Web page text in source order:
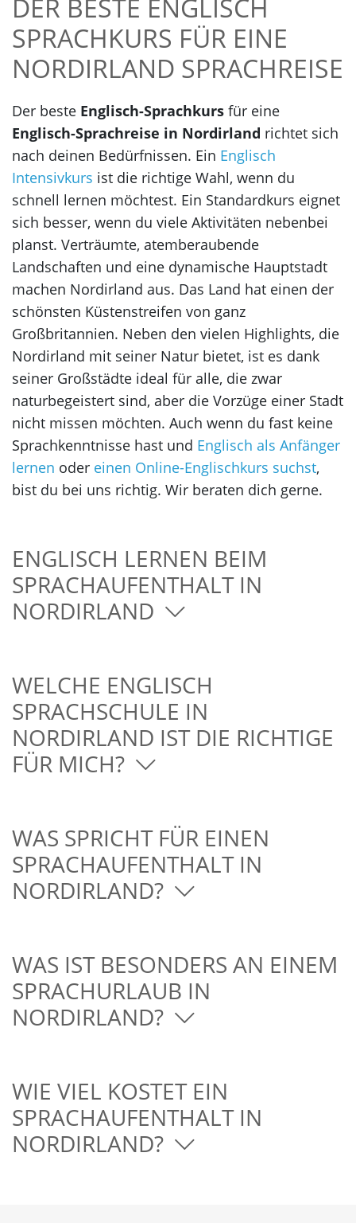
DER BESTE ENGLISCH
SPRACHKURS FÜR EINE
NORDIRLAND SPRACHREISE
Der beste Englisch-Sprachkurs für eine
Englisch-Sprachreise in Nordirland richtet sich
nach deinen Bedürfnissen. Ein Englisch
Intensivkurs ist die richtige Wahl, wenn du
schnell lernen möchtest. Ein Standardkurs eignet
sich besser, wenn du viele Aktivitäten nebenbei
planst. Verträumte, atemberaubende
Landschaften und eine dynamische Hauptstadt
machen Nordirland aus. Das Land hat einen der
schönsten Küstenstreifen von ganz
Großbritannien. Neben den vielen Highlights, die
Nordirland mit seiner Natur bietet, ist es dank
seiner Großstädte ideal für alle, die zwar
naturbegeistert sind, aber die Vorzüge einer Stadt
nicht missen möchten. Auch wenn du fast keine
Sprachkenntnisse hast und Englisch als Anfänger
lernen oder einen Online-Englischkurs suchst,
bist du bei uns richtig. Wir beraten dich gerne.
ENGLISCH LERNEN BEIM
SPRACHAUFENTHALT IN
NORDIRLAND
WELCHE ENGLISCH
SPRACHSCHULE IN
NORDIRLAND IST DIE RICHTIGE
FÜR MICH?
WAS SPRICHT FÜR EINEN
SPRACHAUFENTHALT IN
NORDIRLAND?
WAS IST BESONDERS AN EINEM
SPRACHURLAUB IN
NORDIRLAND?
WIE VIEL KOSTET EIN
SPRACHAUFENTHALT IN
NORDIRLAND?